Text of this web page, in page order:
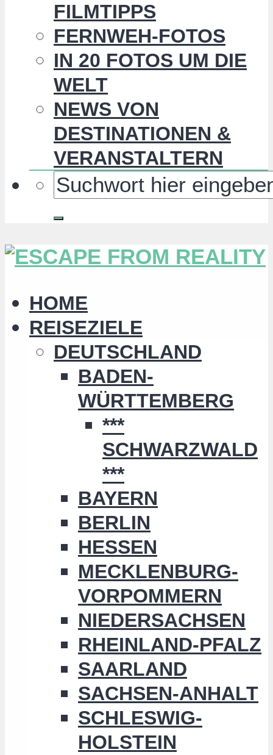
FILMTIPPS
FERNWEH-FOTOS
IN 20 FOTOS UM DIE
WELT
NEWS VON
DESTINATIONEN &
VERANSTALTERN
HOME
REISEZIELE
DEUTSCHLAND
BADEN-
WÜRTTEMBERG
***
SCHWARZWALD
***
BAYERN
BERLIN
HESSEN
MECKLENBURG-
VORPOMMERN
NIEDERSACHSEN
RHEINLAND-PFALZ
SAARLAND
SACHSEN-ANHALT
SCHLESWIG-
HOLSTEIN